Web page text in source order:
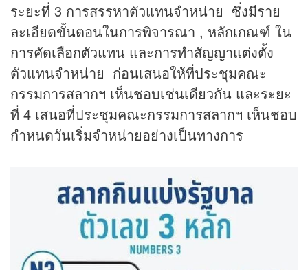
ระยะที่ 3 การสรรหาตัวแทนจำหน่าย ซึ่งมีราย
ละเอียดขั้นตอนในการพิจารณา , หลักเกณฑ์ ใน
การคัดเลือกตัวแทน และการทำสัญญาแต่งตั้ง
ตัวแทนจำหน่าย ก่อนเสนอให้ที่ประชุมคณะ
กรรมการสลากฯ เห็นชอบเช่นเดียวกัน และระยะ
ที่ 4 เสนอที่ประชุมคณะกรรมการสลากฯ เห็นชอบ
กำหนดวันเริ่มจำหน่ายอย่างเป็นทางการ